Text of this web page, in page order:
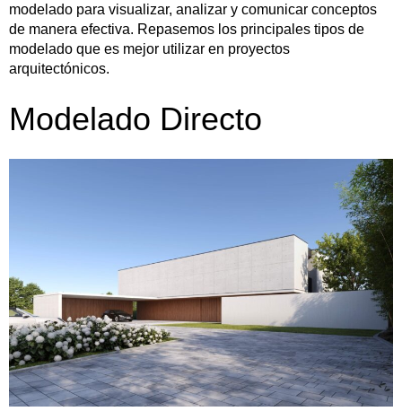
modelado para visualizar, analizar y comunicar conceptos
de manera efectiva. Repasemos los principales tipos de
modelado que es mejor utilizar en proyectos
arquitectónicos.
Modelado Directo